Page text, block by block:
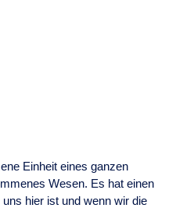
Einheit eines ganzen
Wesen. Es hat einen
hier ist und wenn wir die